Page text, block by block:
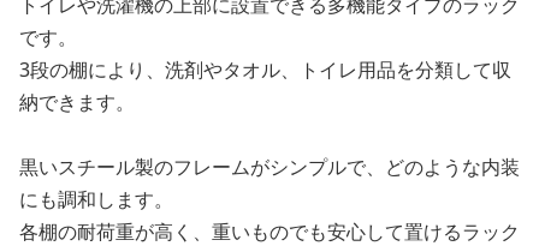
です。
3段の棚により、洗剤やタオル、トイレ用品を分類して収
納できます。
黒いスチール製のフレームがシンプルで、どのような内装
にも調和します。
各棚の耐荷重が高く、重いものでも安心して置けるラック